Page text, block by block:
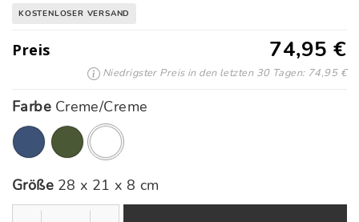
KOSTENLOSER VERSAND
Preis 74,95 €
Niedrigster Preis in den letzten 30 Tagen: 74,95 €
Farbe Creme/Creme
Ausgewählte
Größe 28 x 21 x 8 cm